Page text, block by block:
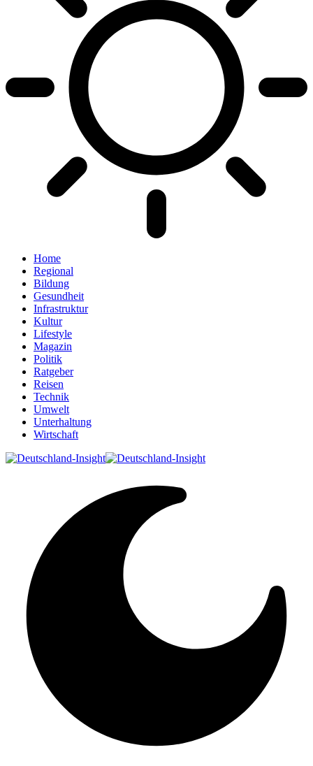
Home
Regional
Bildung
Gesundheit
Infrastruktur
Kultur
Lifestyle
Magazin
Politik
Ratgeber
Reisen
Technik
Umwelt
Unterhaltung
Wirtschaft